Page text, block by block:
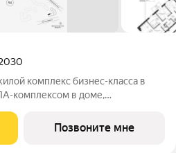
комплекс бизнес-класса в
комплексом в доме,
с функцией управления
Ввод в
Позвоните мне